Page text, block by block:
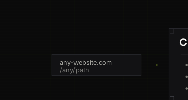
any-website.com
/any/path